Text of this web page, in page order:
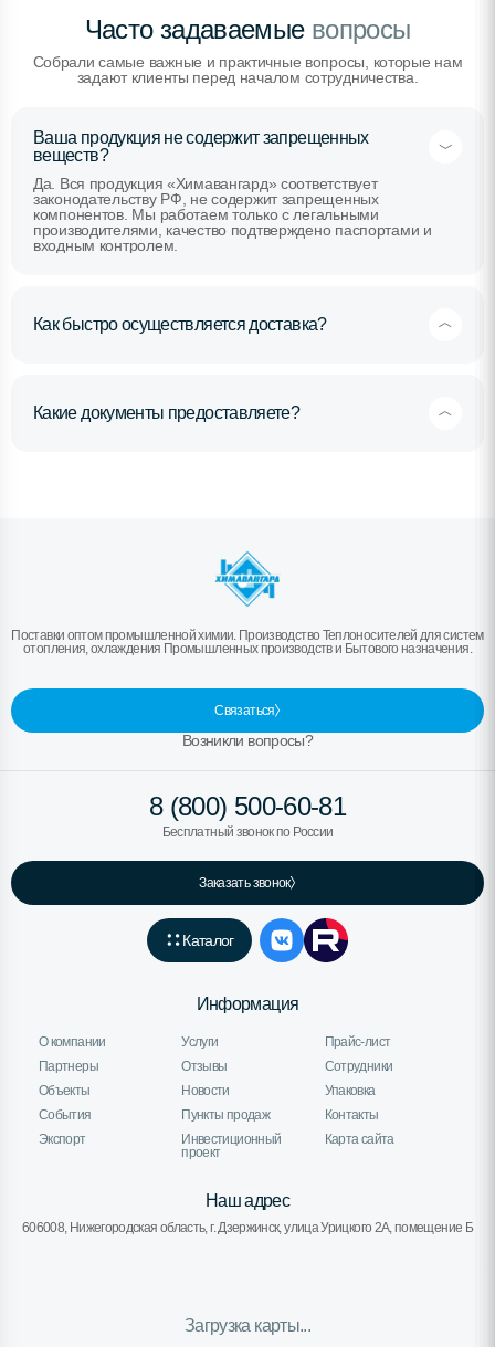
Часто задаваемыевопросы
Собрали самые важные и практичные вопросы, которые нам
задают клиенты перед началом сотрудничества.
Ваша продукция не содержит запрещенных
веществ?
Да. Вся продукция «Химавангард» соответствует
законодательству РФ, не содержит запрещенных
компонентов. Мы работаем только с легальными
производителями, качество подтверждено паспортами и
входным контролем.
Как быстро осуществляется доставка?
Какие документы предоставляете?
Поставки оптом промышленной химии. Производство Теплоносителей для систем
отопления, охлаждения Промышленных производств и Бытового назначения.
Связаться
Возникли вопросы?
8 (800) 500-60-81
Бесплатный звонок по России
Заказать звонок
Каталог
Информация
О компании Услуги
Прайс-лист
Партнеры
Отзывы
Сотрудники
Объекты
Новости
Упаковка
События
Пункты продаж
Контакты
Экспорт
Инвестиционный
проект
Карта сайта
Наш адрес
606008, Нижегородская область, г. Дзержинск, улица Урицкого 2А, помещение Б
Загрузка карты...